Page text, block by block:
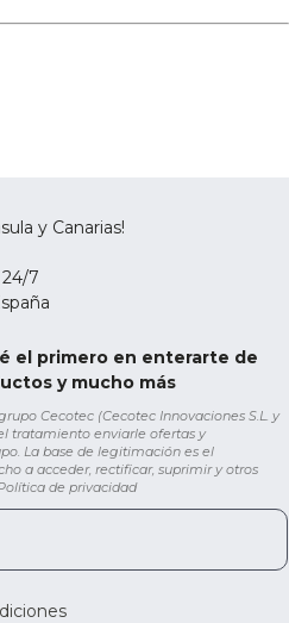
y Canarias!
7
el primero en enterarte de
y mucho más
Cecotec (Cecotec Innovaciones S.L. y
tratamiento enviarle ofertas y
La base de legitimación es el
a acceder, rectificar, suprimir y otros
de privacidad